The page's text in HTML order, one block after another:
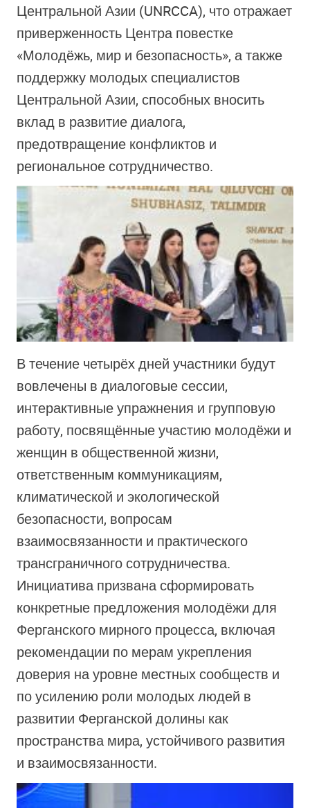
Центральной Азии (UNRCCA), что отражает
приверженность Центра повестке
«Молодёжь, мир и безопасность», а также
поддержку молодых специалистов
Центральной Азии, способных вносить
вклад в развитие диалога,
предотвращение конфликтов и
региональное сотрудничество.
В течение четырёх дней участники будут
вовлечены в диалоговые сессии,
интерактивные упражнения и групповую
работу, посвящённые участию молодёжи и
женщин в общественной жизни,
ответственным коммуникациям,
климатической и экологической
безопасности, вопросам
взаимосвязанности и практического
трансграничного сотрудничества.
Инициатива призвана сформировать
конкретные предложения молодёжи для
Ферганского мирного процесса, включая
рекомендации по мерам укрепления
доверия на уровне местных сообществ и
по усилению роли молодых людей в
развитии Ферганской долины как
пространства мира, устойчивого развития
и взаимосвязанности.